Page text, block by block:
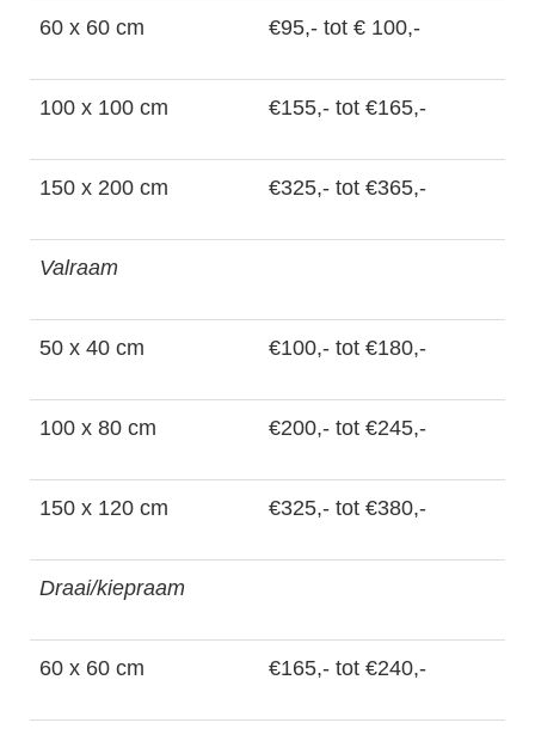
60 x 60 cm €95,- tot € 100,-
100 x 100 cm €155,- tot €165,-
150 x 200 cm €325,- tot €365,-
Valraam
50 x 40 cm €100,- tot €180,-
100 x 80 cm €200,- tot €245,-
150 x 120 cm €325,- tot €380,-
Draai/kiepraam
60 x 60 cm €165,- tot €240,-